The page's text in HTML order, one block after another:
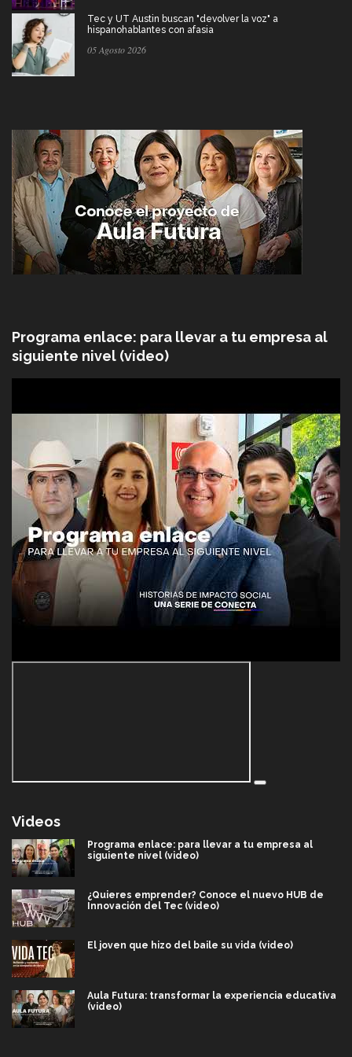
Tec y UT Austin buscan "devolver la voz" a
hispanohablantes con afasia
05 Agosto 2026
Programa enlace: para llevar a tu empresa al
siguiente nivel (video)
Videos
Programa enlace: para llevar a tu empresa al
siguiente nivel (video)
¿Quieres emprender? Conoce el nuevo HUB de
Innovación del Tec (video)
El joven que hizo del baile su vida (video)
Aula Futura: transformar la experiencia educativa
(video)